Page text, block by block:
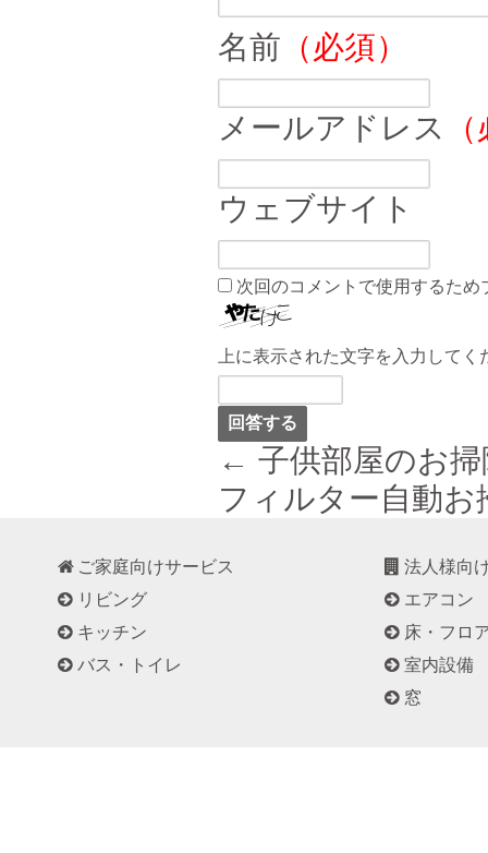
名前 （必須）
メールアドレス
ウェブサイト
次回のコメントで使用するた
上に表示された文字を入力してく
← 子供部屋のお
フィルター自動
ご家庭向けサービス
リビング
キッチン
バス・トイレ
法人様向
エアコン
床・フロ
室内設備
窓